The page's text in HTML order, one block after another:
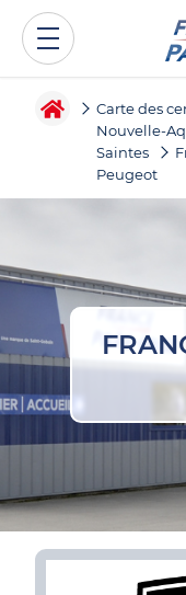
Carte des
Nouvelle-
Saintes
Peugeot